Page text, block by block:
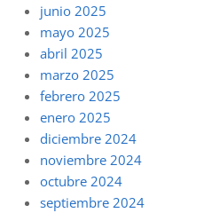
junio 2025
mayo 2025
abril 2025
marzo 2025
febrero 2025
enero 2025
diciembre 2024
noviembre 2024
octubre 2024
septiembre 2024